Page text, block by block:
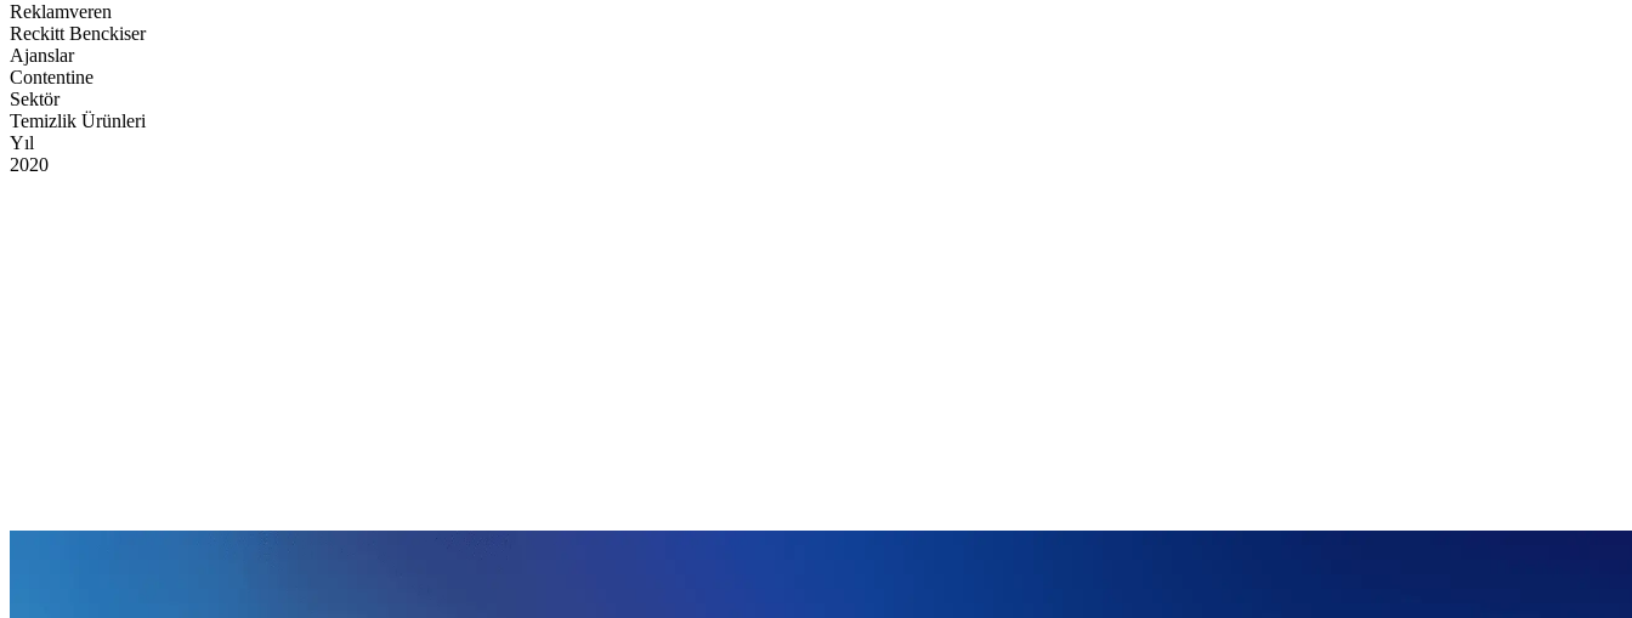
Reklamveren
Reckitt Benckiser
Ajanslar
Contentine
Sektör
Temizlik Ürünleri
Yıl
2020